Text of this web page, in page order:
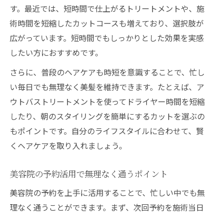
す。最近では、短時間で仕上がるトリートメントや、施
術時間を短縮したカットコースも増えており、選択肢が
広がっています。短時間でもしっかりとした効果を実感
したい方におすすめです。
さらに、普段のヘアケアも時短を意識することで、忙し
い毎日でも無理なく美髪を維持できます。たとえば、ア
ウトバストリートメントを使ってドライヤー時間を短縮
したり、朝のスタイリングを簡単にするカットを選ぶの
もポイントです。自分のライフスタイルに合わせて、賢
くヘアケアを取り入れましょう。
美容院の予約活用で無理なく通うポイント
美容院の予約を上手に活用することで、忙しい中でも無
理なく通うことができます。まず、次回予約を施術当日